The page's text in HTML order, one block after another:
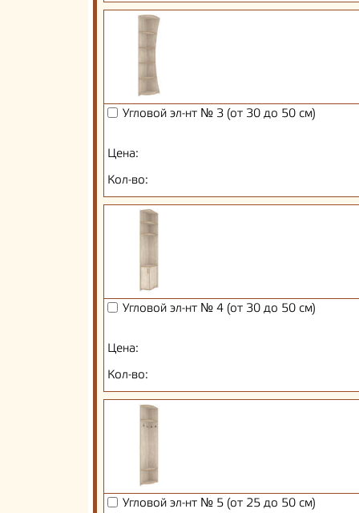
Угловой эл-нт № 3 (от 30 до 50 см)
Цена:
Кол-во:
Угловой эл-нт № 4 (от 30 до 50 см)
Цена:
Кол-во:
Угловой эл-нт № 5 (от 25 до 50 см)